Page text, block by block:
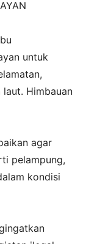
untuk
laut. Himbauan
agar
pelampung,
kondisi